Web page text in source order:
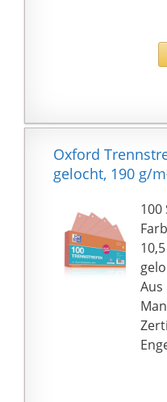
ist
Oxford
gelocht, 190 g/
100